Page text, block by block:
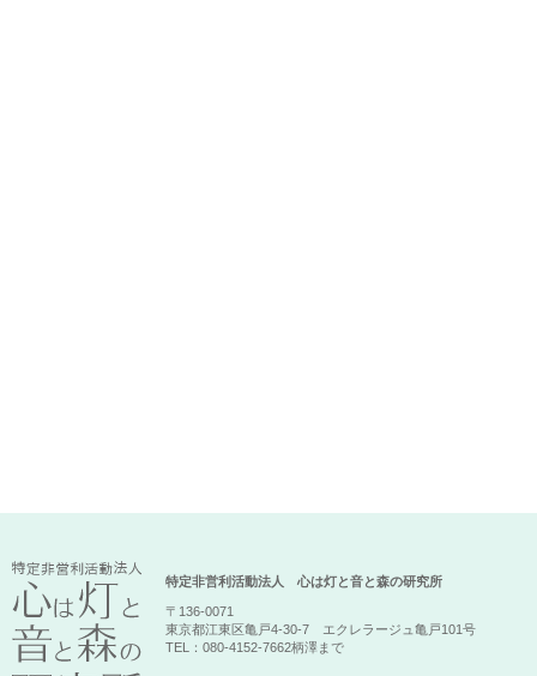
特定非営利活動法人 心は灯と音と森の研究所
〒136-0071
東京都江東区亀戸4-30-7 エクレラージュ亀戸101号
TEL：080-4152-7662柄澤まで